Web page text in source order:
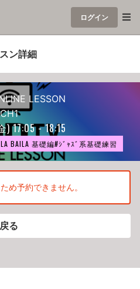
ログイン
ン詳細
LESSON
CH1
) 17:05 - 18:15
BAILA 基礎編#ｼﾞｬｽﾞ系基礎練習
め予約できません。
戻る